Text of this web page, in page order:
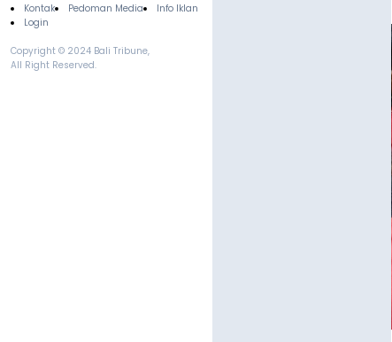
Footer
Kontak
Pedoman Media
Info Iklan
Login
Copyright © 2024 Bali Tribune,
All Right Reserved.